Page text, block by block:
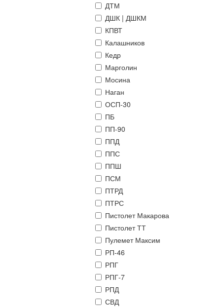
ДТМ
ДШК | ДШКМ
КПВТ
Калашников
Кедр
Марголин
Мосина
Наган
ОСП-30
ПБ
ПП-90
ППД
ППС
ППШ
ПСМ
ПТРД
ПТРС
Пистолет Макарова
Пистолет ТТ
Пулемет Максим
РП-46
РПГ
РПГ-7
РПД
СВД